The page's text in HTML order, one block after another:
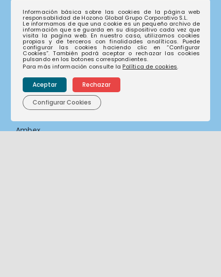
Empresas
Actúa Servicios y Medio Ambiente
Orthem, Servicios y Actuaciones Ambientales
Abala infraestructuras
Ambex
Información básica sobre las cookies de la página web
responsabilidad de Hozono Global Grupo Corporativo S.L.
Le informamos de que una cookie es un pequeño archivo de
información que se guarda en su dispositivo cada vez que
visita la pagina web. En nuestro caso, utilizamos cookies
propias y de terceros con finalidades analíticas. Puede
configurar las cookies haciendo clic en “Configurar
Cookies”. También podrá aceptar o rechazar las cookies
pulsando en los botones correspondientes.
Para más información consulte la Política de cookies.
Aceptar Rechazar
Configurar Cookies